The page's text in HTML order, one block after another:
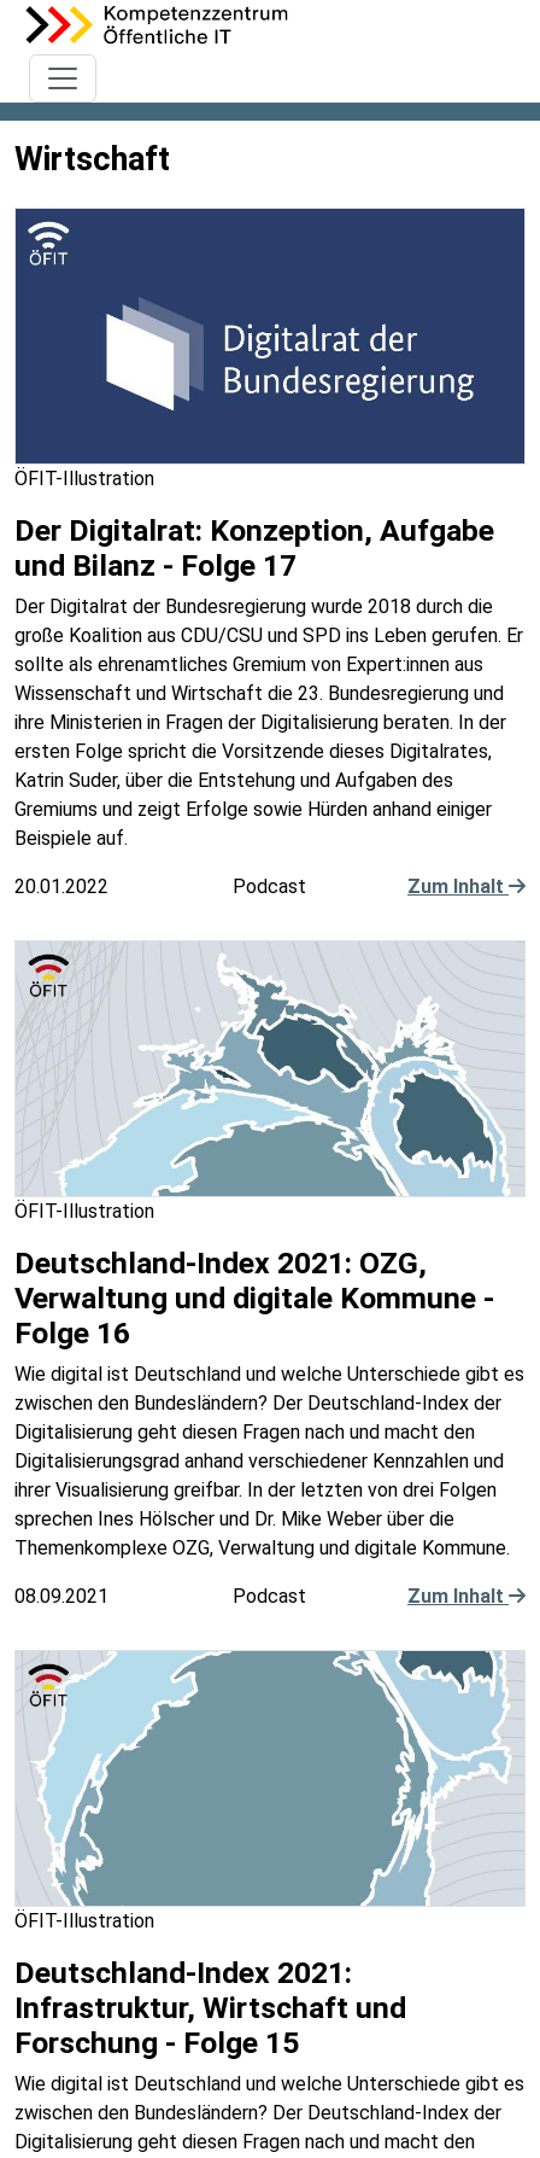
Wirtschaft
ÖFIT-Illustration
Der Digitalrat: Konzeption, Aufgabe
und Bilanz - Folge 17
Der Digitalrat der Bundesregierung wurde 2018 durch die
große Koalition aus CDU/CSU und SPD ins Leben gerufen. Er
sollte als ehrenamtliches Gremium von Expert:innen aus
Wissenschaft und Wirtschaft die 23. Bundesregierung und
ihre Ministerien in Fragen der Digitalisierung beraten. In der
ersten Folge spricht die Vorsitzende dieses Digitalrates,
Katrin Suder, über die Entstehung und Aufgaben des
Gremiums und zeigt Erfolge sowie Hürden anhand einiger
Beispiele auf.
20.01.2022 Podcast Zum Inhalt
ÖFIT-Illustration
Deutschland-Index 2021: OZG,
Verwaltung und digitale Kommune -
Folge 16
Wie digital ist Deutschland und welche Unterschiede gibt es
zwischen den Bundesländern? Der Deutschland-Index der
Digitalisierung geht diesen Fragen nach und macht den
Digitalisierungsgrad anhand verschiedener Kennzahlen und
ihrer Visualisierung greifbar. In der letzten von drei Folgen
sprechen Ines Hölscher und Dr. Mike Weber über die
Themenkomplexe OZG, Verwaltung und digitale Kommune.
08.09.2021 Podcast Zum Inhalt
ÖFIT-Illustration
Deutschland-Index 2021:
Infrastruktur, Wirtschaft und
Forschung - Folge 15
Wie digital ist Deutschland und welche Unterschiede gibt es
zwischen den Bundesländern? Der Deutschland-Index der
Digitalisierung geht diesen Fragen nach und macht den